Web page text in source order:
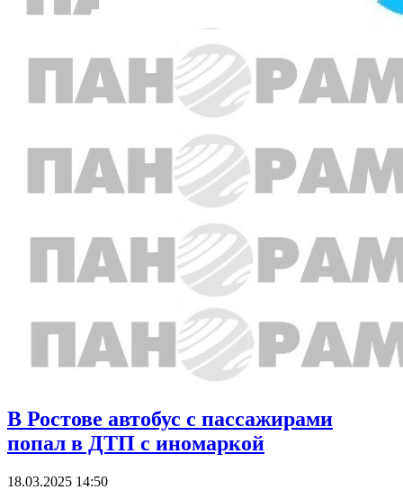
В Ростове автобус с пассажирами
попал в ДТП с иномаркой
18.03.2025 14:50